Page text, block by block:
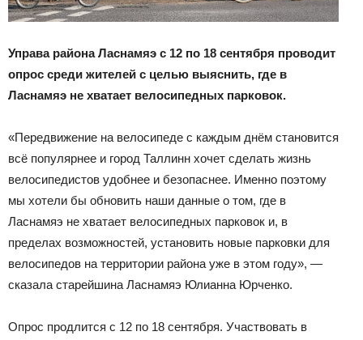
Управа района Ласнамяэ с 12 по 18 сентября проводит
опрос среди жителей с целью выяснить, где в
Ласнамяэ не хватает велосипедных парковок.
«Передвижение на велосипеде с каждым днём становится
всё популярнее и город Таллинн хочет сделать жизнь
велосипедистов удобнее и безопаснее. Именно поэтому
мы хотели бы обновить наши данные о том, где в
Ласнамяэ не хватает велосипедных парковок и, в
пределах возможностей, установить новые парковки для
велосипедов на территории района уже в этом году», —
сказала старейшина Ласнамяэ Юлианна Юрченко.
Опрос продлится с 12 по 18 сентября. Участвовать в